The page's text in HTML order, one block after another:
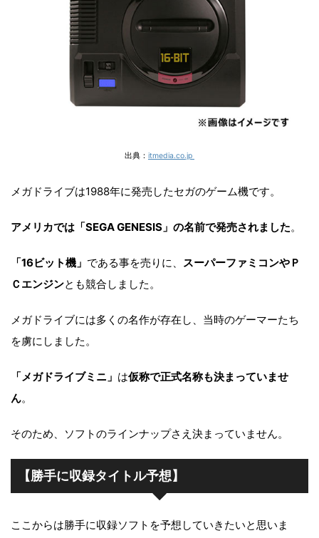
出典： itmedia.co.jp
メガドライブは1988年に発売したセガのゲーム機です。
アメリカでは「SEGA GENESIS」の名前で発売されました。
「16ビット機」 である事を売りに、
スーパーファミコンやＰ
Ｃエンジンとも競合しました。
メガドライブには多くの名作が存在し、当時のゲーマーたち
を虜にしました。
「メガドライブミニ」 は仮称で正式名称も決まっていませ
ん。
そのため、ソフトのラインナップさえ決まっていません。
【勝手に収録タイトル予想】
ここからは勝手に収録ソフトを予想していきたいと思いま